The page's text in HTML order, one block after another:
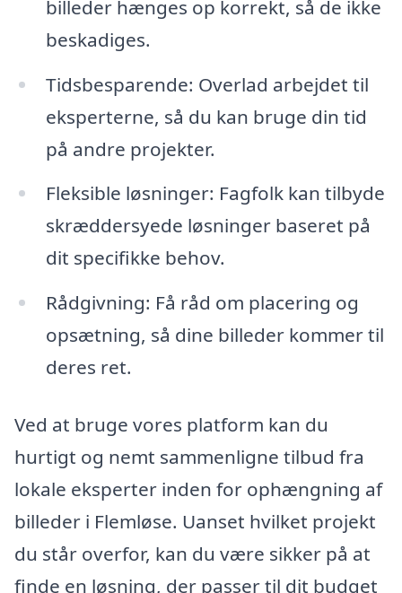
billeder hænges op korrekt, så de ikke
beskadiges.
Tidsbesparende: Overlad arbejdet til
eksperterne, så du kan bruge din tid
på andre projekter.
Fleksible løsninger: Fagfolk kan tilbyde
skræddersyede løsninger baseret på
dit specifikke behov.
Rådgivning: Få råd om placering og
opsætning, så dine billeder kommer til
deres ret.
Ved at bruge vores platform kan du
hurtigt og nemt sammenligne tilbud fra
lokale eksperter inden for ophængning af
billeder i Flemløse. Uanset hvilket projekt
du står overfor, kan du være sikker på at
finde en løsning, der passer til dit budget